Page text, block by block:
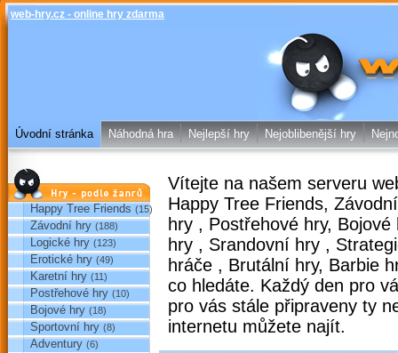
web-hry.cz - online hry zdarma
web-
Úvodní stránka Náhodná hra Nejlepší hry Nejoblibenější hry
Hry podle žánrů
Happy Tree Friends (15)
Závodní hry (188)
Logické hry (123)
Erotické hry (49)
Karetní hry (11)
Postřehové hry (10)
Bojové hry (18)
Sportovní hry (8)
Adventury (6)
Vítejte na našem serveru
Happy Tree Friends,
hry , Postřehové hry,
hry , Srandovní hry ,
hráče , Brutální hry, Barbie
co hledáte. Každý den pro
pro vás stále připraveny ty
internetu můžete najít.